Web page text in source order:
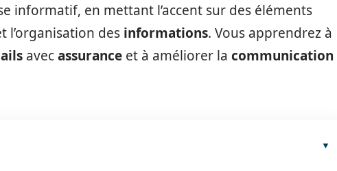
informatif, en mettant l’accent sur des éléments
l’organisation des informations. Vous apprendrez à
avecassurance et à améliorer la communication